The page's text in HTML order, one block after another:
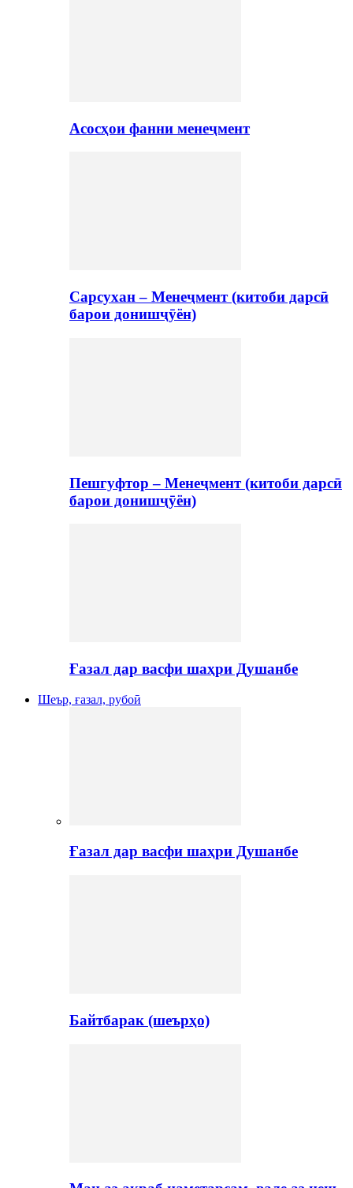
Асосҳои фанни менеҷмент
Сарсухан – Менеҷмент (китоби дарсӣ
барои донишҷӯён)
Пешгуфтор – Менеҷмент (китоби дарсӣ
барои донишҷӯён)
Ғазал дар васфи шаҳри Душанбе
Шеър, ғазал, рубоӣ
Ғазал дар васфи шаҳри Душанбе
Байтбарак (шеърҳо)